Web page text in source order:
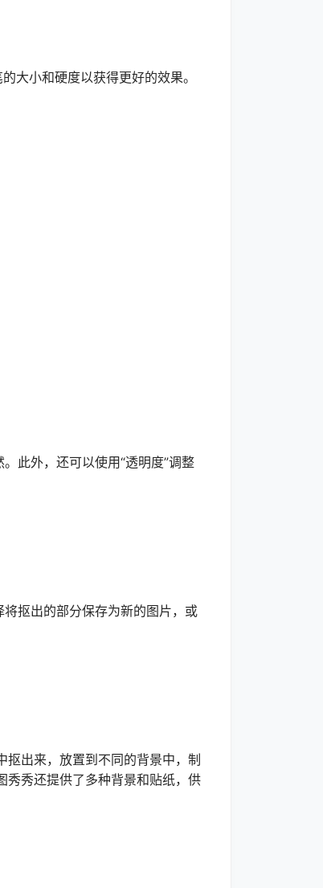
小和硬度以获得更好的效果。
此外，还可以使用“透明度”调整
抠出的部分保存为新的图片，或
出来，放置到不同的背景中，制
秀秀还提供了多种背景和贴纸，供